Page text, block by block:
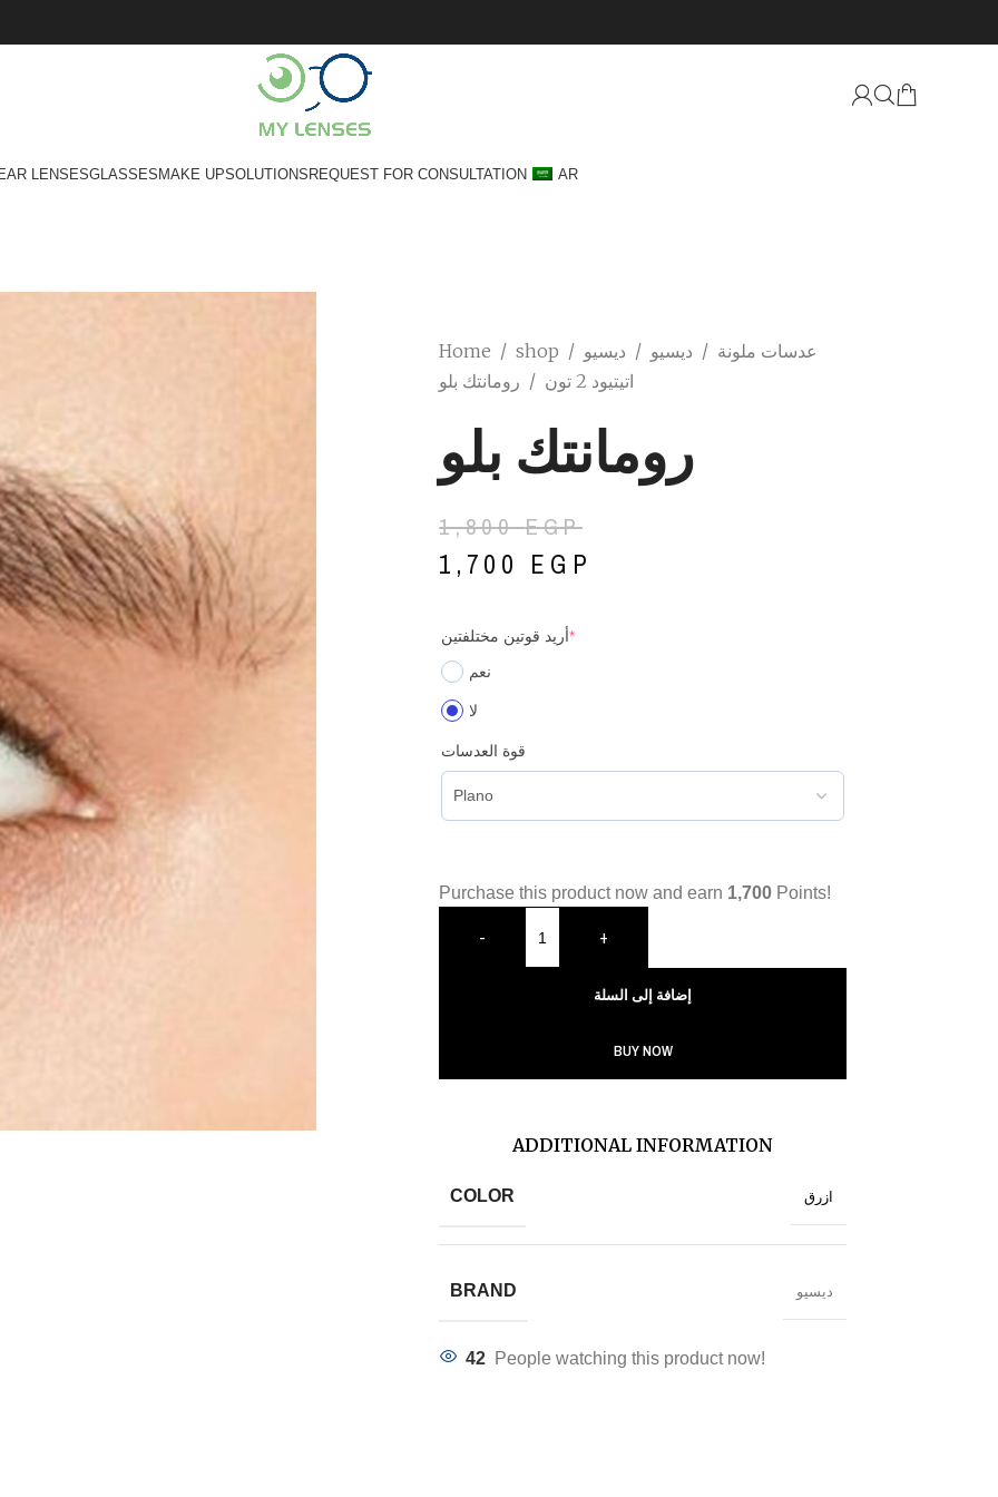
LENSESGLASSESMAKE UPSOLUTIONSREQUEST FOR CONSULTATION AR
Home / shop / عدسات ملونة / ديسيو / ديسيو
اتيتيود 2 تون
/ رومانتك بلو
رومانتك بلو
1,800EGP
1,700 EGP
أريد قوتين مختلفتين*
نعم
لا
قوة العدسات
Purchase this product now and earn 1,700 Points!
- +
إضافة إلى السلة
BUY NOW
ADDITIONAL INFORMATION
COLOR ازرق
BRAND ديسيو
42 People watching this product now!